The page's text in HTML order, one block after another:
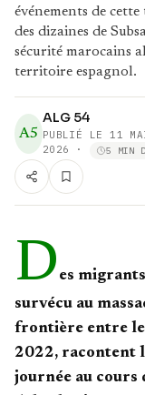
événements de
des dizaines de
sécurité marocains
territoire espagnol.
A5
ALG 54
PUBLIÉ LE 11
2026
· 5 MIN
D es
survécu au
frontière entre le
2022, racontent
journée au cours